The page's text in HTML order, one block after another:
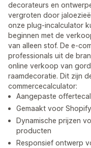
decorateurs en
vergroten door
onze plug-incalculator
beginnen met de
van alleen stof. De e-
professionals uit de
online verkoop van
raamdecoratie. Dit zijn
commercecalculator:
Aangepaste
Gemaakt voor
Dynamische prijzen
producten
Responsief ontwerp